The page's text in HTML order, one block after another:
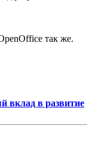
так же.
вклад в развитие